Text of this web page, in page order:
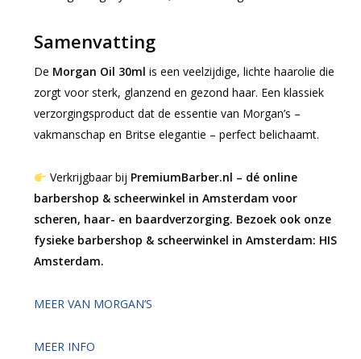
Samenvatting
De Morgan Oil 30ml is een veelzijdige, lichte haarolie die
zorgt voor sterk, glanzend en gezond haar. Een klassiek
verzorgingsproduct dat de essentie van Morgan’s –
vakmanschap en Britse elegantie – perfect belichaamt.
Verkrijgbaar bij PremiumBarber.nl – dé online
barbershop & scheerwinkel in Amsterdam voor
scheren, haar- en baardverzorging. Bezoek ook onze
fysieke barbershop & scheerwinkel in Amsterdam: HIS
Amsterdam.
MEER VAN MORGAN’S
MEER INFO